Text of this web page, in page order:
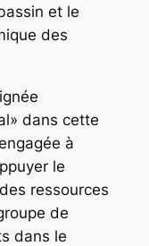
et le
des
dans cette
à
le
ressources
de
dans le